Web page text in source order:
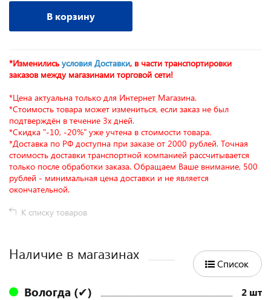
В корзину
*Изменились условия Доставки, в части транспортировки
заказов между магазинами торговой сети!
*Цена актуальна только для Интернет Магазина.
*Стоимость товара может измениться, если заказ не был
подтверждён в течение 3х дней.
*Скидка "-10, -20%" уже учтена в стоимости товара.
*Доставка по РФ доступна при заказе от 2000 рублей. Точная
стоимость доставки транспортной компанией рассчитывается
только после обработки заказа. Обращаем Ваше внимание, 500
рублей - минимальная цена доставки и не является
окончательной.
К списку товаров
Наличие в магазинах
Список
Вологда (✔) 2 шт